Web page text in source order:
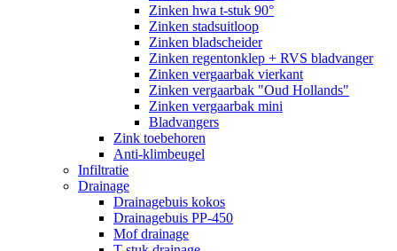
Zinken hwa t-stuk 90°
Zinken stadsuitloop
Zinken bladscheider
Zinken regentonklep + RVS bladvanger
Zinken vergaarbak vierkant
Zinken vergaarbak "Oud Hollands"
Zinken vergaarbak mini
Bladvangers
Zink toebehoren
Anti-klimbeugel
Infiltratie
Drainage
Drainagebuis kokos
Drainagebuis PP-450
Mof drainage